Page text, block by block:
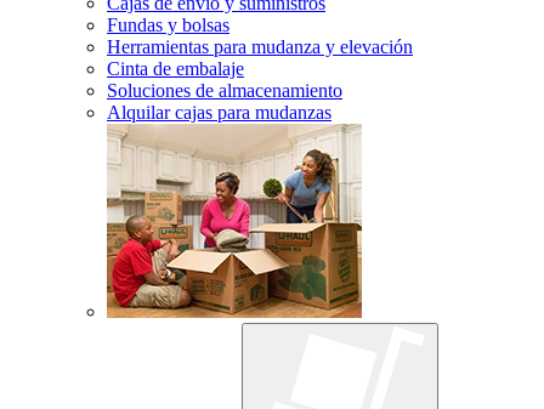
Fundas y bolsas
Herramientas para mudanza y elevación
Cinta de embalaje
Soluciones de almacenamiento
Alquilar cajas para mudanzas